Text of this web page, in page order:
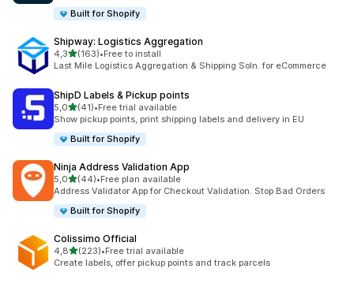
Built for Shopify
Shipway: Logistics Aggregation
4,3de 5 estrelas
(163)
163 total de avaliações
•Free to install
Last Mile Logistics Aggregation & Shipping Soln. for eCommerce
ShipD Labels & Pickup points
5,0de 5 estrelas
(41)
41 total de avaliações
•Free trial available
Show pickup points, print shipping labels and delivery in EU
Built for Shopify
Ninja Address Validation App
5,0de 5 estrelas
(44)
44 total de avaliações
•Free plan available
Address Validator App for Checkout Validation. Stop Bad Orders
Built for Shopify
Colissimo Official
4,8de 5 estrelas
(223)
223 total de avaliações
•Free trial available
Create labels, offer pickup points and track parcels